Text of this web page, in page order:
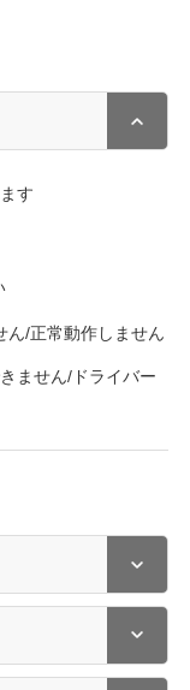
す
ん/正常動作しません
ません/ドライバー